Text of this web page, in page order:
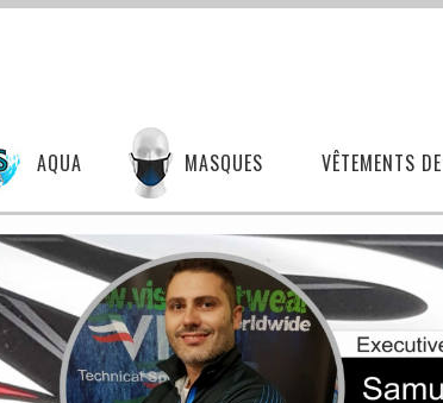
AQUA MASQUES VÊTEMENTS